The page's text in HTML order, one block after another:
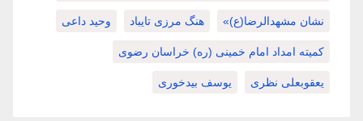
نشان مشهدالرضا(ع)» هنگ مرزی تایباد وحید داعی
کمیته امداد امام خمینی (ره) خراسان رضوی
یعقوبعلی نظری یوسف بیدخوری